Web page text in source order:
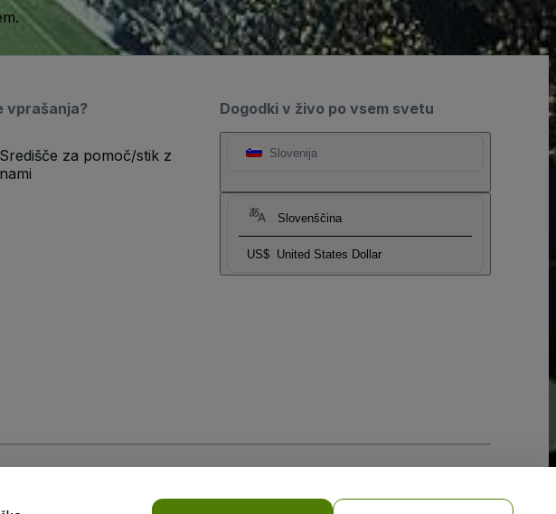
Dogodki v živo po vsem svetu
Slovenija
Slovenščina
US$ United States Dollar
vprašanja?
Središče za pomoč/stik z
nami
Pravilnik o zasebnosti za mobilne naprave